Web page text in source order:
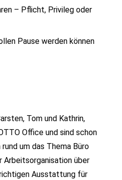
– Pflicht, Privileg oder
Pause werden können
Tom und Kathrin,
Office und sind schon
um das Thema Büro
Arbeitsorganisation über
Ausstattung für